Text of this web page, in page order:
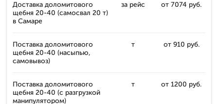
Доставка доломитового
щебня 20-40 (самосвал 20 т)
в Самаре
за рейс от 7074 руб.
Поставка доломитового
щебня 20-40 (насыпью,
самовывоз)
т от 910 руб.
Поставка доломитового
щебня 20-40 (с разгрузкой
манипулятором)
т от 1200 руб.